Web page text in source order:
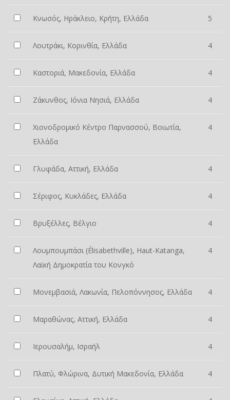
Κνωσός, Ηράκλειο, Κρήτη, Ελλάδα 5
Λουτράκι, Κορινθία, Ελλάδα 4
Καστοριά, Μακεδονία, Ελλάδα 4
Ζάκυνθος, Ιόνια Νησιά, Ελλάδα 4
Χιονοδρομικό Κέντρο Παρνασσού, Βοιωτία,
Ελλάδα
4
Γλυφάδα, Αττική, Ελλάδα 4
Σέριφος, Κυκλάδες, Ελλάδα 4
Βρυξέλλες, Βέλγιο 4
Λουμπουμπάσι (Élisabethville), Haut-Katanga,
Λαϊκή Δημοκρατία του Κονγκό
4
Μονεμβασιά, Λακωνία, Πελοπόννησος, Ελλάδα 4
Μαραθώνας, Αττική, Ελλάδα 4
Ιερουσαλήμ, Ισραήλ 4
Πλατύ, Φλώρινα, Δυτική Μακεδονία, Ελλάδα 4